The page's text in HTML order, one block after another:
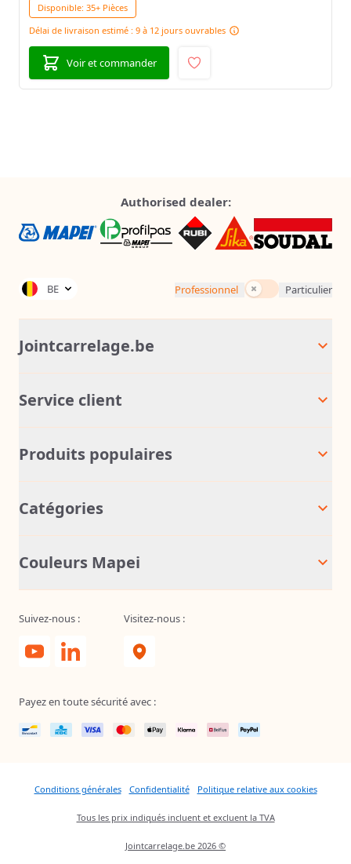
Disponible: 35+ Pièces
Délai de livraison estimé : 9 à 12 jours ouvrables
Voir et commander
Authorised dealer:
BE Professionnel Inc. Tax Particulier
Jointcarrelage.be
Service client
Produits populaires
Catégories
Couleurs Mapei
Suivez-nous : Visitez-nous :
Payez en toute sécurité avec :
Conditions générales Confidentialité Politique relative aux cookies
Tous les prix indiqués incluent et excluent la TVA
Jointcarrelage.be 2026 ©